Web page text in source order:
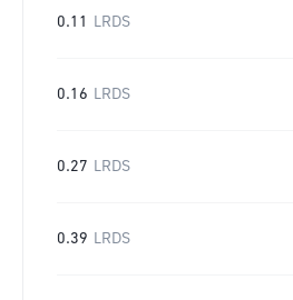
0.11 LRDS
0.16 LRDS
0.27 LRDS
0.39 LRDS